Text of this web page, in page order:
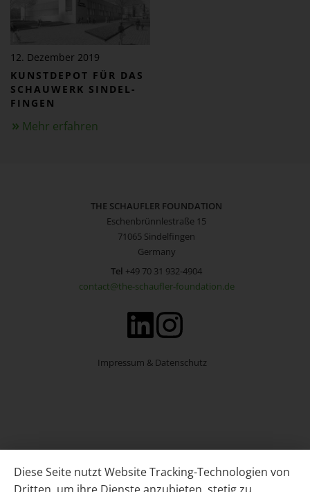
12. Dezember 2019
KUNST­DEPOT FÜR DAS
SCHAUWERK SINDEL­
FINGEN
Mehr erfahren
THE SCHAUFLER FOUNDATION
Eschenbrünnlestraße 15
71065 Sindelfingen
Germany
Tel +49 70 31 932-4904
contact@the-schaufler-foundation.de
Impressum & Datenschutz
Diese Seite nutzt Website Tracking-Technologien von